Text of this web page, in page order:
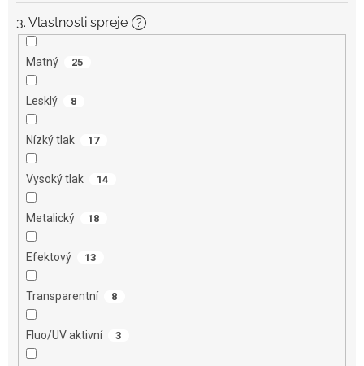
3. Vlastnosti spreje ?
Matný 25
Lesklý 8
Nízký tlak 17
Vysoký tlak 14
Metalický 18
Efektový 13
Transparentní 8
Fluo/UV aktivní 3